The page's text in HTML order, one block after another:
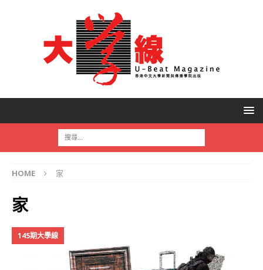
HOME 家
家
145期大學線